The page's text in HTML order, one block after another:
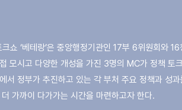
쇼 ‘베테랑’은 중앙행정기관인 17부 6위원회와
모시고 다양한 개성을 가진 3명의 MC가 정책 토
서 정부가 추진하고 있는 각 부처 주요 정책과 성
가까이 다가가는 시간을 마련하고자 한다.